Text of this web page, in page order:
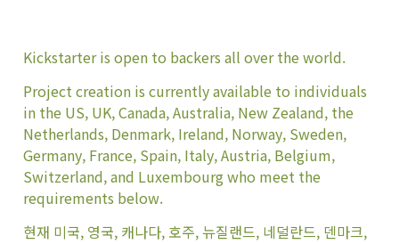
Kickstarter is open to backers all over the world.
Project creation is currently available to individuals
in the US, UK, Canada, Australia, New Zealand, the
Netherlands, Denmark, Ireland, Norway, Sweden,
Germany, France, Spain, Italy, Austria, Belgium,
Switzerland, and Luxembourg who meet the
requirements below.
현재 미국, 영국, 캐나다, 호주, 뉴질랜드, 네덜란드, 덴마크,